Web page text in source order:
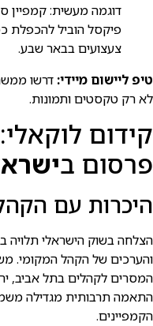
דוגמה מעשית: קמפיין
פיקסל הוביל להכפלת
צעצועים בבאר שבע.
טיפ ליישום מיידי: דרשו
לא רק טקסטים ותמונות.
קידום
פרסום ב
היכרות עם
הצלחה בשוק הישראלי תלויה
והערכים של הקהל המקומי.
המסרים לקהלים בתל אביב,
התאמה תרבותית מגדילה
הקמפיינים.